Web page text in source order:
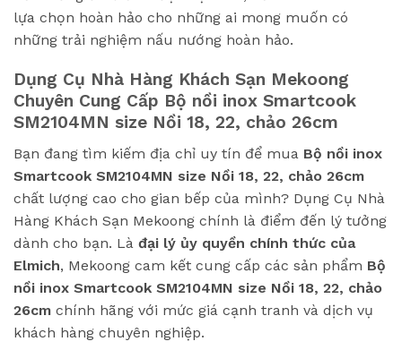
lựa chọn hoàn hảo cho những ai mong muốn có
những trải nghiệm nấu nướng hoàn hảo.
Dụng Cụ Nhà Hàng Khách Sạn Mekoong
Chuyên Cung Cấp Bộ nồi inox Smartcook
SM2104MN size Nồi 18, 22, chảo 26cm
Bạn đang tìm kiếm địa chỉ uy tín để mua Bộ nồi inox
Smartcook SM2104MN size Nồi 18, 22, chảo 26cm
chất lượng cao cho gian bếp của mình? Dụng Cụ Nhà
Hàng Khách Sạn Mekoong chính là điểm đến lý tưởng
dành cho bạn. Là đại lý ủy quyền chính thức của
Elmich, Mekoong cam kết cung cấp các sản phẩm Bộ
nồi inox Smartcook SM2104MN size Nồi 18, 22, chảo
26cm chính hãng với mức giá cạnh tranh và dịch vụ
khách hàng chuyên nghiệp.